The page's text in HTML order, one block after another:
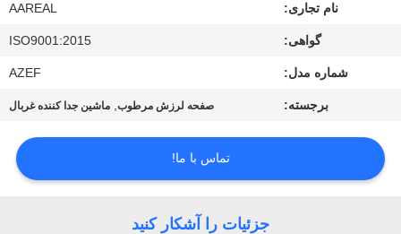
تماس
درخواست
نام تجاری: AAREAL
گواهی: ISO9001:2015
شماره مدل: AZEF
برجسته: صفحه لرزش مرطوب, ماشین جدا کننده غربال
تماس با ما!
جزئیات را آشکار کنید